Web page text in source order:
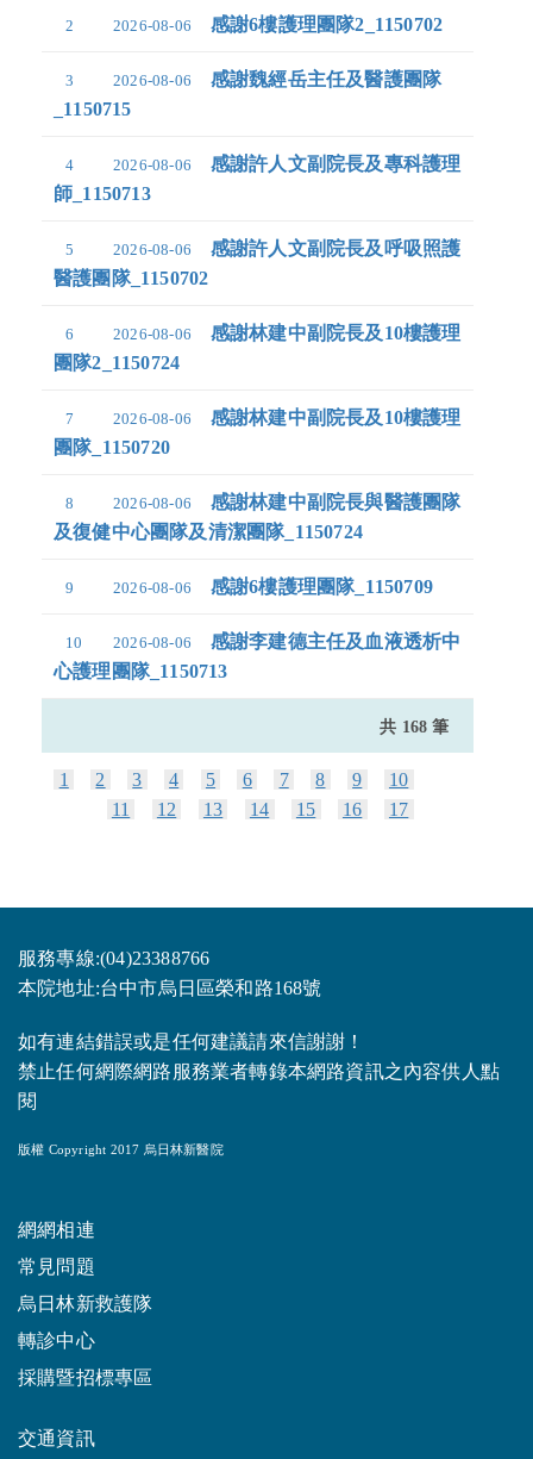
2 2026-08-06 感謝6樓護理團隊2_1150702
3 2026-08-06
感謝魏經岳主任及醫護團隊
_1150715
4 2026-08-06
感謝許人文副院長及專科護理
師_1150713
5 2026-08-06
感謝許人文副院長及呼吸照護
醫護團隊_1150702
6 2026-08-06
感謝林建中副院長及10樓護理
團隊2_1150724
7 2026-08-06
感謝林建中副院長及10樓護理
團隊_1150720
8 2026-08-06
感謝林建中副院長與醫護團隊
及復健中心團隊及清潔團隊_1150724
9 2026-08-06 感謝6樓護理團隊_1150709
10 2026-08-06
感謝李建德主任及血液透析中
心護理團隊_1150713
共 168 筆
1 2 3 4 5 6 7 8 9
10
11
12 13 14 15 16 17
服務專線:(04)23388766
本院地址:台中市烏日區榮和路168號
如有連結錯誤或是任何建議請來信謝謝！
禁止任何網際網路服務業者轉錄本網路資訊之內容供人點
閱
版權 Copyright 2017 烏日林新醫院
網網相連
常見問題
烏日林新救護隊
轉診中心
採購暨招標專區
交通資訊